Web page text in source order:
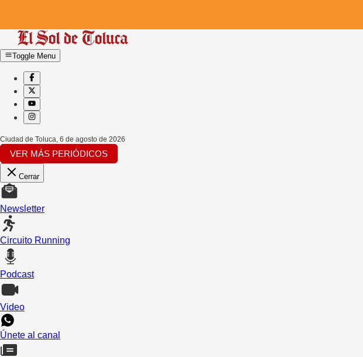
Toggle Menu
Ciudad de Toluca 6 de agosto de 2026
VER MÁS PERIÓDICOS
Cerrar
Newsletter
Circuito Running
Podcast
Video
Únete al canal